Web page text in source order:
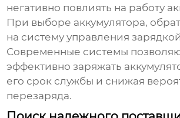
негативно повлиять на работу
При выборе аккумулятора,
на систему управления
Современные системы
эффективно заряжать
его срок службы и снижая
перезаряда.